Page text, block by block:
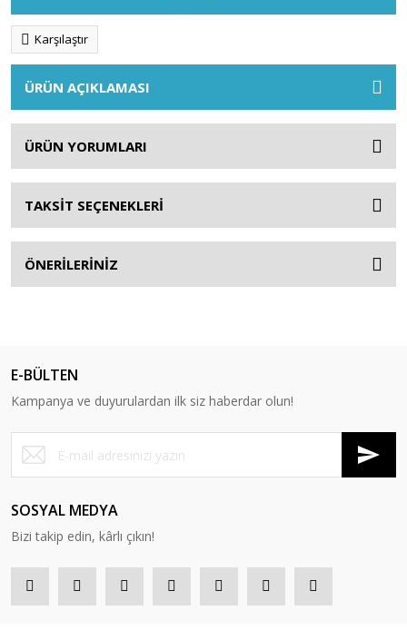
Karşılaştır
ÜRÜN AÇIKLAMASI
ÜRÜN YORUMLARI
TAKSİT SEÇENEKLERİ
ÖNERİLERİNİZ
E-BÜLTEN
Kampanya ve duyurulardan ilk siz haberdar olun!
SOSYAL MEDYA
Bizi takip edin, kârlı çıkın!